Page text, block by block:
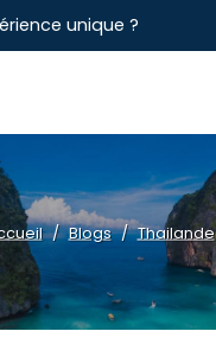
unique ?
Blogs Thailande